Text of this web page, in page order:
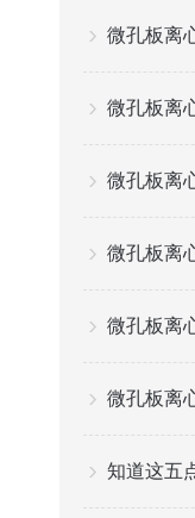
微孔板离
微孔板离
微孔板离
微孔板离